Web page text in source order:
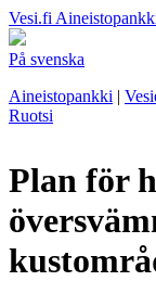
Vesi.fi
På svenska
Aineistopankki |
Ruotsi
Plan för